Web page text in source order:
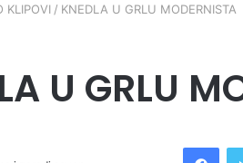
KLIPOVI / KNEDLA U GRLU MODERNISTA
U GRLU